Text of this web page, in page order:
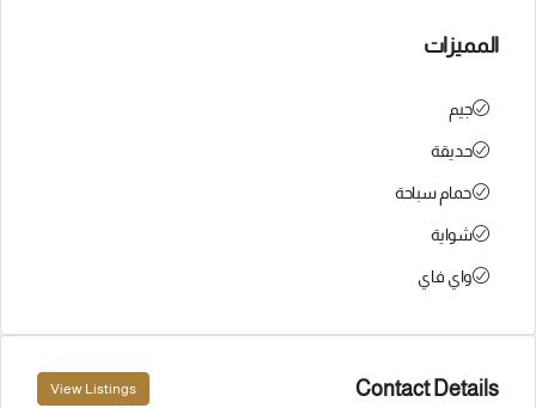
المميزات
جيم
حديقة
حمام سباحة
شواية
واي فاي
Contact Details
View Listings